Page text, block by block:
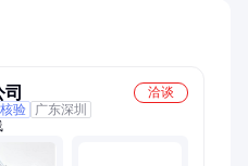
洽谈
验
广东深圳